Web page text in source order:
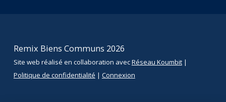
Remix Biens Communs 2026
Site web réalisé en collaboration avecRéseau Koumbit|
Politique de confidentialité | Connexion